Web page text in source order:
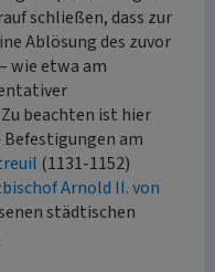
schließen, dass zur
Ablösung des zuvor
wie etwa am
beachten ist hier
Befestigungen am
(1131-1152)
Arnold II. von
städtischen